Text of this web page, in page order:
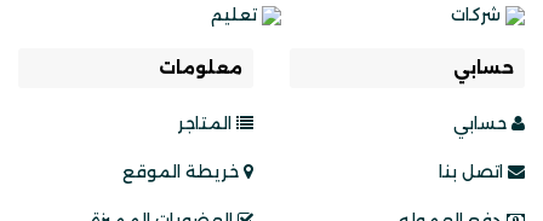
شركات تعليم
حسابي
حسابي
اتصل بنا
معلومات
المتاجر
خريطة الموقع